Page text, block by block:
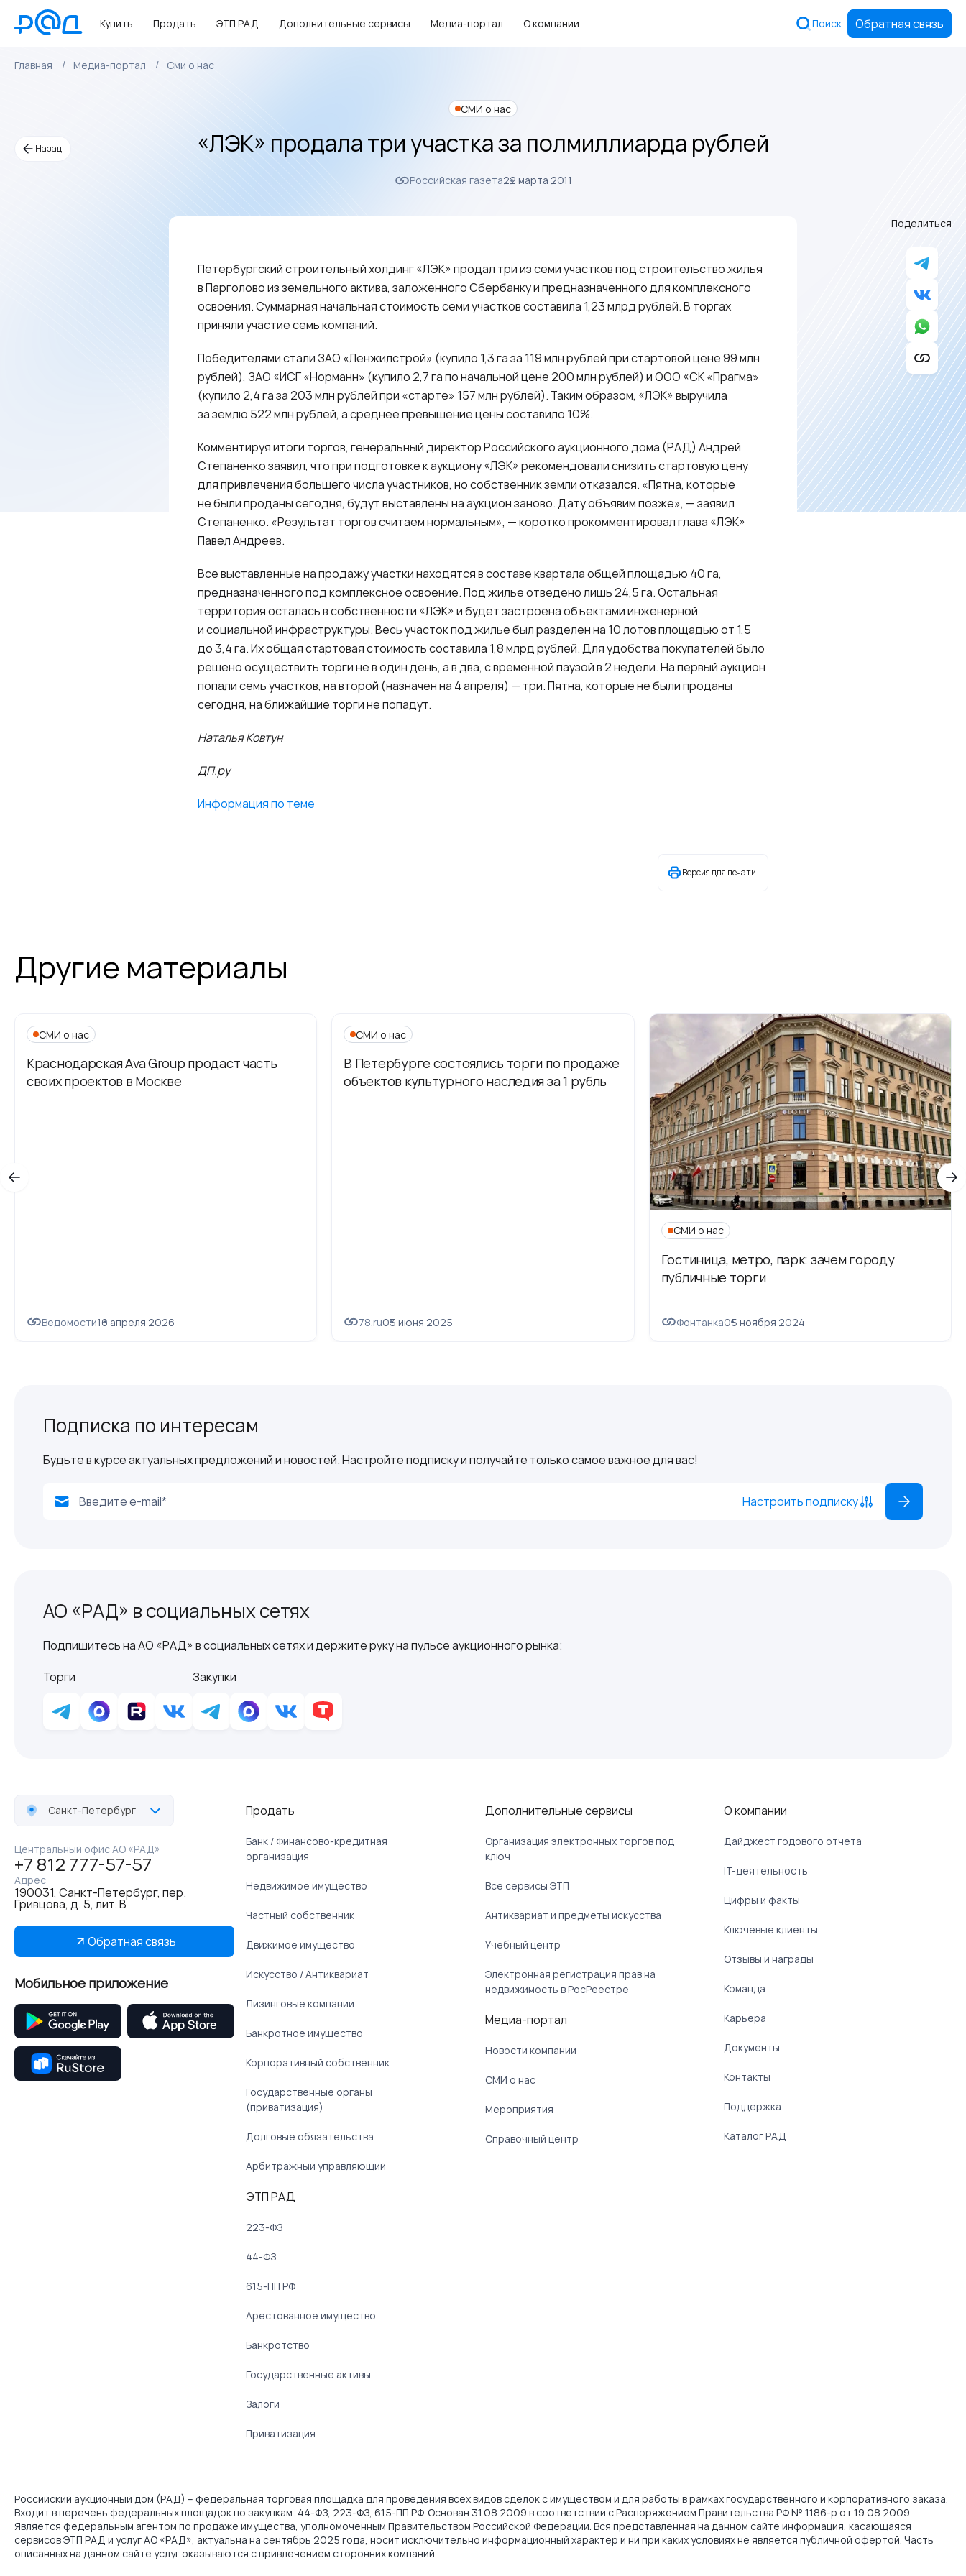
Купить Продать ЭТП РАД Дополнительные сервисы Медиа-портал О компании Поиск Обратная связь
Главная Медиа-портал Сми о нас
Назад
СМИ о нас
«ЛЭК» продала три участка за полмиллиарда рублей
Российская газета22 марта 2011
Петербургский строительный холдинг «ЛЭК» продал три из семи участков под строительство жилья
в Парголово из земельного актива, заложенного Сбербанку и предназначенного для комплексного
освоения. Суммарная начальная стоимость семи участков составила 1,23 млрд рублей. В торгах
приняли участие семь компаний.
Победителями стали ЗАО «Ленжилстрой» (купило 1,3 га за 119 млн рублей при стартовой цене 99 млн
рублей), ЗАО «ИСГ «Норманн» (купило 2,7 га по начальной цене 200 млн рублей) и ООО «СК «Прагма»
(купило 2,4 га за 203 млн рублей при «старте» 157 млн рублей). Таким образом, «ЛЭК» выручила
за землю 522 млн рублей, а среднее превышение цены составило 10%.
Комментируя итоги торгов, генеральный директор Российского аукционного дома (РАД) Андрей
Степаненко заявил, что при подготовке к аукциону «ЛЭК» рекомендовали снизить стартовую цену
для привлечения большего числа участников, но собственник земли отказался. «Пятна, которые
не были проданы сегодня, будут выставлены на аукцион заново. Дату объявим позже», — заявил
Степаненко. «Результат торгов считаем нормальным», — коротко прокомментировал глава «ЛЭК»
Павел Андреев.
Все выставленные на продажу участки находятся в составе квартала общей площадью 40 га,
предназначенного под комплексное освоение. Под жилье отведено лишь 24,5 га. Остальная
территория осталась в собственности «ЛЭК» и будет застроена объектами инженерной
и социальной инфраструктуры. Весь участок под жилье был разделен на 10 лотов площадью от 1,5
до 3,4 га. Их общая стартовая стоимость составила 1,8 млрд рублей. Для удобства покупателей было
решено осуществить торги не в один день, а в два, с временной паузой в 2 недели. На первый аукцион
попали семь участков, на второй (назначен на 4 апреля) — три. Пятна, которые не были проданы
сегодня, на ближайшие торги не попадут.
Наталья Ковтун
ДП.ру
Информация по теме
Версия для печати
Поделиться
Другие материалы
СМИ о нас
Краснодарская Ava Group продаст часть
своих проектов в Москве
Ведомости16 апреля 2026
СМИ о нас
В Петербурге состоялись торги по продаже
объектов культурного наследия за 1 рубль
78.ru03 июня 2025
СМИ о нас
Гостиница, метро, парк: зачем городу
публичные торги
Фонтанка05 ноября 2024
Подписка по интересам
Будьте в курсе актуальных предложений и новостей. Настройте подписку и получайте только самое важное для вас!
Настроить подписку
АО «РАД» в социальных сетях
Подпишитесь на АО «РАД» в социальных сетях и держите руку на пульсе аукционного рынка:
Торги
Закупки
Санкт-Петербург
Центральный офис АО «РАД»
+7 812 777-57-57
Адрес
190031, Санкт-Петербург, пер.
Гривцова, д. 5, лит. В
Обратная связь
Мобильное приложение
Продать
Банк / Финансово-кредитная
организация
Недвижимое имущество
Частный собственник
Движимое имущество
Искусство / Антиквариат
Лизинговые компании
Банкротное имущество
Корпоративный собственник
Государственные органы
(приватизация)
Долговые обязательства
Арбитражный управляющий
ЭТП РАД
223-ФЗ
44-ФЗ
615-ПП РФ
Арестованное имущество
Банкротство
Государственные активы
Залоги
Приватизация
Дополнительные сервисы
Организация электронных торгов под
ключ
Все сервисы ЭТП
Антиквариат и предметы искусства
Учебный центр
Электронная регистрация прав на
недвижимость в РосРеестре
Медиа-портал
Новости компании
СМИ о нас
Мероприятия
Справочный центр
О компании
Дайджест годового отчета
IT-деятельность
Цифры и факты
Ключевые клиенты
Отзывы и награды
Команда
Карьера
Документы
Контакты
Поддержка
Каталог РАД
Российский аукционный дом (РАД) – федеральная торговая площадка для проведения всех видов сделок с имуществом и для работы в рамках государственного и корпоративного заказа.
Входит в перечень федеральных площадок по закупкам: 44-ФЗ, 223-ФЗ, 615-ПП РФ. Основан 31.08.2009 в соответствии с Распоряжением Правительства РФ № 1186-р от 19.08.2009.
Является федеральным агентом по продаже имущества, уполномоченным Правительством Российской Федерации. Вся представленная на данном сайте информация, касающаяся
сервисов ЭТП РАД и услуг АО «РАД», актуальна на сентябрь 2025 года, носит исключительно информационный характер и ни при каких условиях не является публичной офертой. Часть
описанных на данном сайте услуг оказываются с привлечением сторонних компаний.